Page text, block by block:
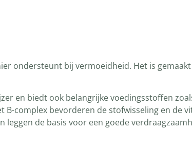
ondersteunt bij vermoeidheid. Het is
en biedt ook belangrijke voedingsstoffen
complex bevorderen de stofwisseling en de
de basis voor een goede